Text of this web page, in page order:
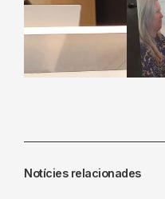
Notícies relacionades